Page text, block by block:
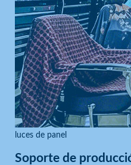
luces de panel
Soporte de